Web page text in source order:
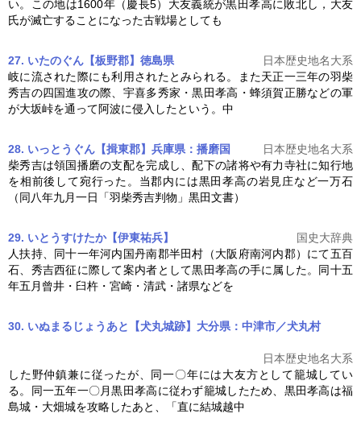
い。この地は1600年（慶長5）大友義統が黒田孝高に敗北し，大友
氏が滅亡することになった古戦場としても
27. いたのぐん【板野郡】徳島県
日本歴史地名大系
岐に流された際にも利用されたとみられる。また天正一三年の羽柴
秀吉の四国進攻の際、宇喜多秀家・黒田孝高 ・蜂須賀正勝などの軍
が大坂峠を通って阿波に侵入したという。中
28. いっとうぐん【揖東郡】兵庫県：播磨国
日本歴史地名大系
柴秀吉は領国播磨の支配を完成し、配下の諸将や有力寺社に知行地
を相前後して宛行った。当郡内には黒田孝高の岩見庄など一万石
（同八年九月一日「羽柴秀吉判物」黒田文書）
29. いとうすけたか【伊東祐兵】
国史大辞典
人扶持、同十一年河内国丹南郡半田村（大阪府南河内郡）にて五百
石、秀吉西征に際して案内者として黒田孝高の手に属した。同十五
年五月曾井・臼杵・宮崎・清武・諸県などを
30. いぬまるじょうあと【犬丸城跡】大分県：中津市／犬丸村
日本歴史地名大系
した野仲鎮兼に従ったが、同一〇年には大友方として籠城してい
る。同一五年一〇月黒田孝高に従わず籠城したため、 黒田孝高は福
島城・大畑城を攻略したあと、「直に結城越中